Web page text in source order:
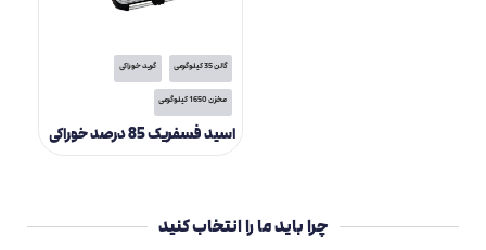
گالن 35 کیلوگرمی گرید خوراکی
مخزن 1650 کیلوگرمی
اسید فسفریک 85 درصد خوراکی
چرا باید ما را انتخاب کنید